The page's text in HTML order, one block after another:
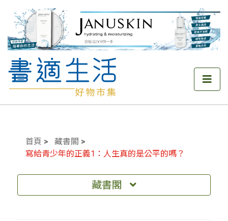
首頁
藏書閣
寫給青少年的正義1：人生真的是公平的嗎？
藏書閣